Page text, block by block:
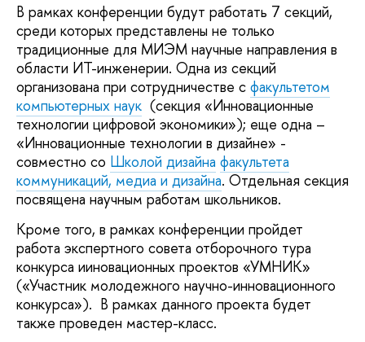
В рамках конференции будут работать 7 секций,
среди которых представлены не только
традиционные для МИЭМ научные направления в
области ИТ-инженерии. Одна из секций
организована при сотрудничестве с факультетом
компьютерных наук (секция «Инновационные
технологии цифровой экономики»); еще одна –
«Инновационные технологии в дизайне» -
совместно со Школой дизайна факультета
коммуникаций, медиа и дизайна. Отдельная секция
посвящена научным работам школьников.
Кроме того, в рамках конференции пройдет
работа экспертного совета отборочного тура
конкурса ииновационных проектов «УМНИК»
(«Участник молодежного научно-инновационного
конкурса»). В рамках данного проекта будет
также проведен мастер-класс.